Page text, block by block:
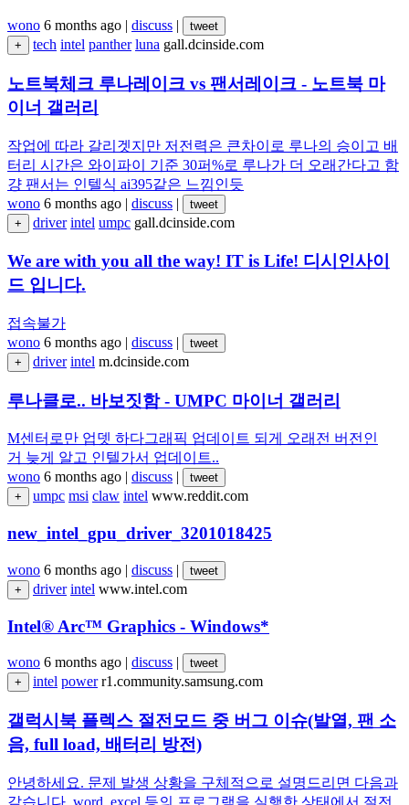
wono 6 months ago | discuss |
tweet
+
tech intel panther luna gall.dcinside.com
노트북체크 루나레이크 vs 팬서레이크 - 노트북 마
이너 갤러리
작업에 따라 갈리겟지만 저전력은 큰차이로 루나의 승이고 배
터리 시간은 와이파이 기준 30퍼%로 루나가 더 오래간다고 함
걍 팬서는 인텔식 ai395같은 느낌인듯
wono 6 months ago | discuss |
tweet
+
driver intel umpc gall.dcinside.com
We are with you all the way! IT is Life! 디시인사이
드 입니다.
접속불가
wono 6 months ago | discuss |
tweet
+
driver intel m.dcinside.com
루나클로.. 바보짓함 - UMPC 마이너 갤러리
M센터로만 업뎃 하다그래픽 업데이트 되게 오래전 버전인
거 늦게 알고 인텔가서 업데이트..
wono 6 months ago | discuss |
tweet
+
umpc msi claw intel www.reddit.com
new_intel_gpu_driver_3201018425
wono 6 months ago | discuss |
tweet
+
driver intel www.intel.com
Intel® Arc™ Graphics - Windows*
wono 6 months ago | discuss |
tweet
+
intel power r1.community.samsung.com
갤럭시북 플렉스 절전모드 중 버그 이슈(발열, 팬 소
음, full load, 배터리 방전)
안녕하세요. 문제 발생 상황을 구체적으로 설명드리면 다음과
같습니다. word, excel 등의 프로그램을 실행한 상태에서 절전